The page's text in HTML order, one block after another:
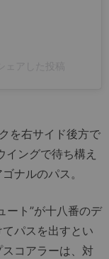
を右サイド後方で
ングで待ち構え
ナルのパス。
ート”が十八番のデ
パスを出すとい
コアラーは、対